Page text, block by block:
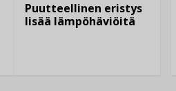
Puutteellinen eristys
lisää lämpöhäviöitä